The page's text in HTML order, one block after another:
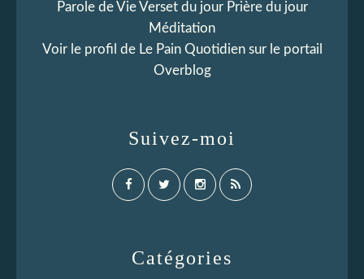
Catégories
Parole de Vie Verset du jour Prière du jour
Méditation
Voir le profil de Le Pain Quotidiensur le portail
Overblog
Suivez-moi